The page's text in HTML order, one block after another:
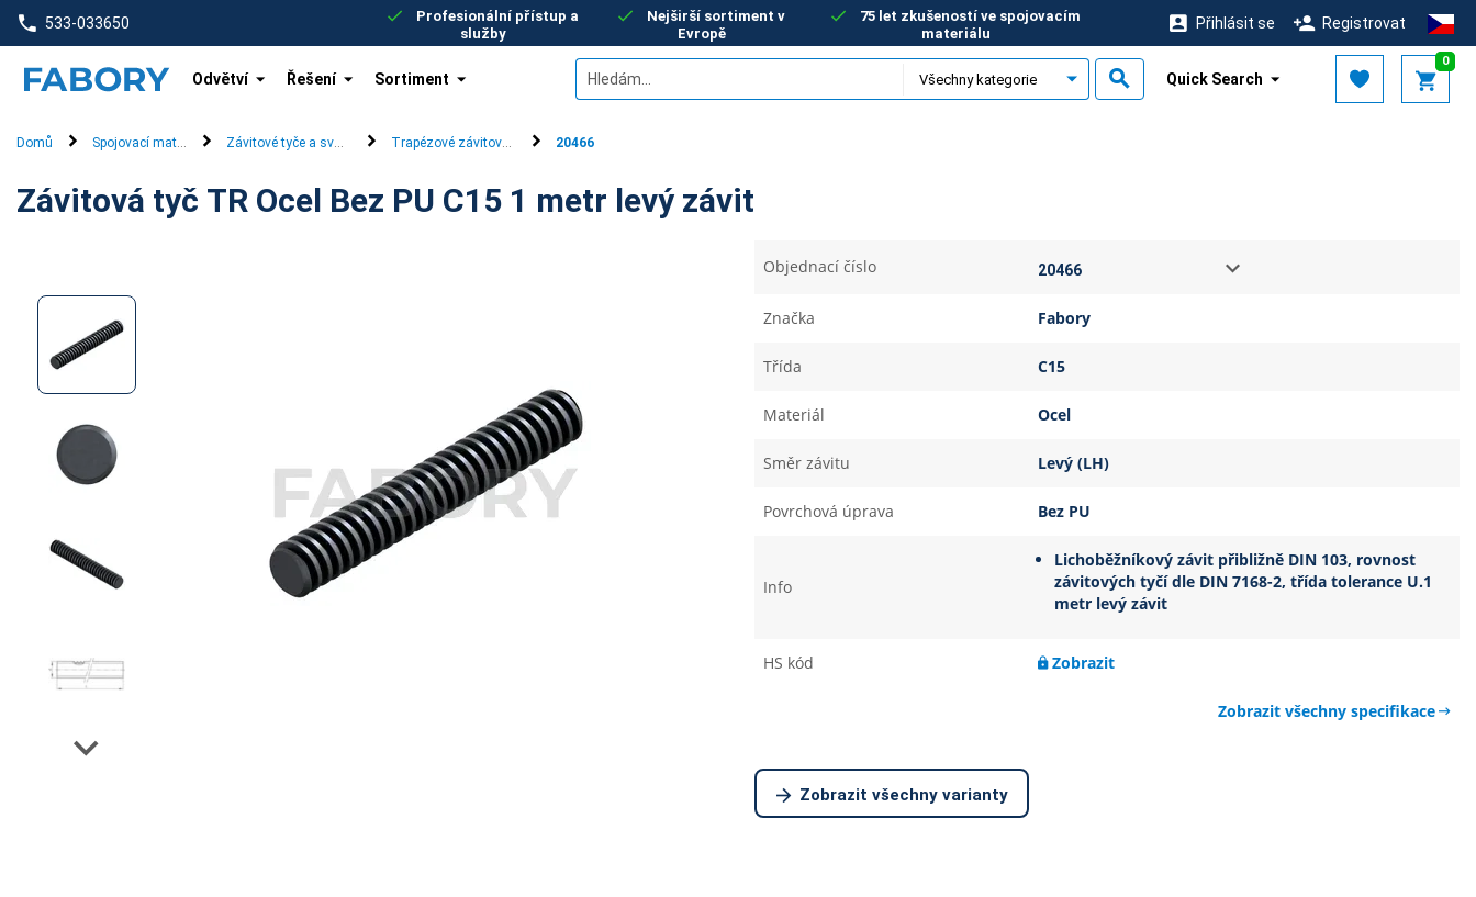
text.skipToContent
text.skipToNavigation
533-033650
Profesionální přístup a
služby
Nejširší sortiment v
Evropě
75 let zkušeností ve spojovacím
materiálu
Přihlásit se Registrovat
Odvětví Řešení Sortiment
0
Quick Search
Domů Spojovací materiál Závitové tyče a svorníky Trapézové závitové tyče 20466
Závitová tyč TR Ocel Bez PU C15 1 metr levý závit
Next
Objednací číslo
Značka Fabory
Třída C15
Materiál Ocel
Směr závitu Levý (LH)
Povrchová úprava Bez PU
Info
Lichoběžníkový závit přibližně DIN 103, rovnost
závitových tyčí dle DIN 7168-2, třída tolerance U.1
metr levý závit
HS kód Zobrazit
Zobrazit všechny specifikace
Zobrazit všechny varianty